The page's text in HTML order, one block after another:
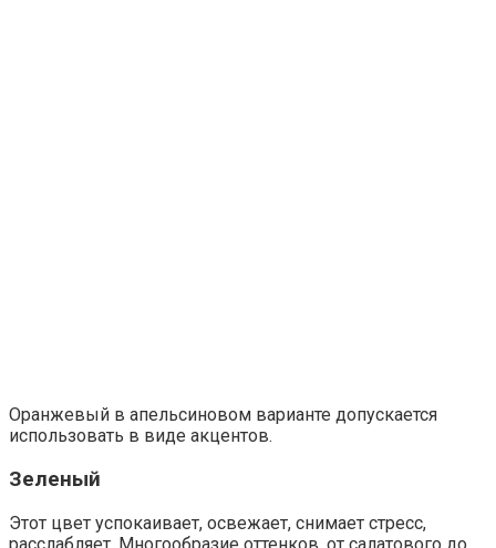
Слишком раздражающий цвет, использовать его в
спальне надо с большой осторожностью. Однако
боровые оттенки все же допустимы. Они позволят
сочетать их с другими цветами, кроме золотого и
черного.